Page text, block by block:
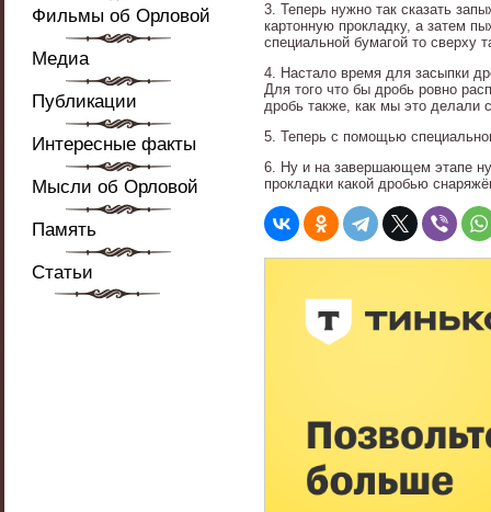
Фильмы об Орловой
Медиа
Публикации
Интересные факты
Мысли об Орловой
Память
Статьи
3. Теперь нужно так сказать
картонную прокладку, а затем
специальной бумагой то сверху
4. Настало время для засыпки
Для того что бы дробь ровно
дробь также, как мы это делали
5. Теперь с помощью
6. Ну и на завершающем этапе
прокладки какой дробью